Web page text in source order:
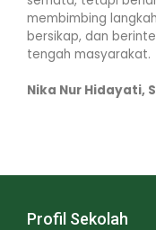
membimbing
bersikap, dan
tengah masyarakat.
Nika Nur Hidayati,
Profil Sekolah